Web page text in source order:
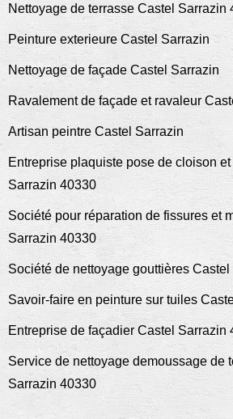
Nettoyage de terrasse Castel Sarrazin
Peinture exterieure Castel Sarrazin
Nettoyage de façade Castel Sarrazin
Ravalement de façade et ravaleur
Artisan peintre Castel Sarrazin
Entreprise plaquiste pose de cloison et
Sarrazin 40330
Société pour réparation de fissures et
Sarrazin 40330
Société de nettoyage gouttières
Savoir-faire en peinture sur tuiles
Entreprise de façadier Castel Sarrazin
Service de nettoyage demoussage de
Sarrazin 40330